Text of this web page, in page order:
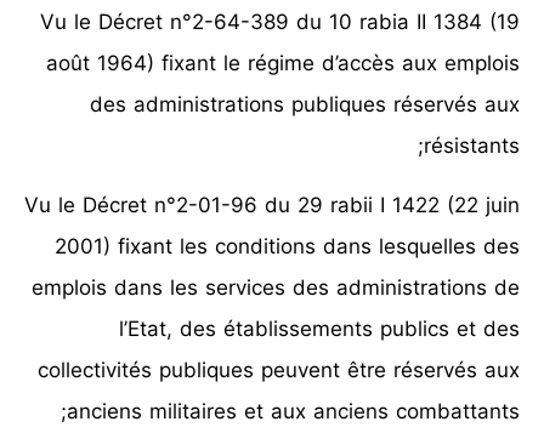
Vu le Décret n°2-64-389 du 10 rabia II 1384 (19
août 1964) fixant le régime d’accès aux emplois
des administrations publiques réservés aux
résistants;
Vu le Décret n°2-01-96 du 29 rabii I 1422 (22 juin
2001) fixant les conditions dans lesquelles des
emplois dans les services des administrations de
l’Etat, des établissements publics et des
collectivités publiques peuvent être réservés aux
anciens militaires et aux anciens combattants;